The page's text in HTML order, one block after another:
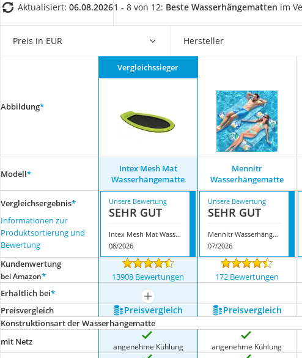
Vibrationsplatte
Wanderschuhe Herren
Sicherheitsweste Reiten
Aktualisiert: 06.08.20261 - 8 von 12: Beste Wasserhängematten im
Preis in EUR Hersteller
Abbildung*
Vergleichssieger
Modell*
Intex Mesh Mat
Wasserhängematte
Mennitr
Wasserhängematte
Vergleichsergebnis*
Informationen zur
Produktsortierung und
Bewertung
Unsere Bewertung
SEHR GUT
Intex Mesh Mat Wasserhängematte
08/2026
Unsere Bewertung
SEHR GUT
Mennitr Wasserhängematte
07/2026
Kundenwertung
bei Amazon* 13908 Bewertungen 172 Bewertungen
Erhältlich bei*
mehr anzeigen
Preis­vergleich
Preis­vergleich Preis­vergleich
Konstruktionsart der Wasserhängematte
mit Netz
angenehme Kühlung angenehme Kühlung